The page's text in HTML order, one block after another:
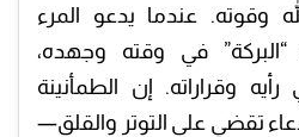
وقوته. عندما يدعو المرء
“البركة” في وقته وجهده،
وقراراته. إن الطمأنينة
تقضي على التوتر والقلق—